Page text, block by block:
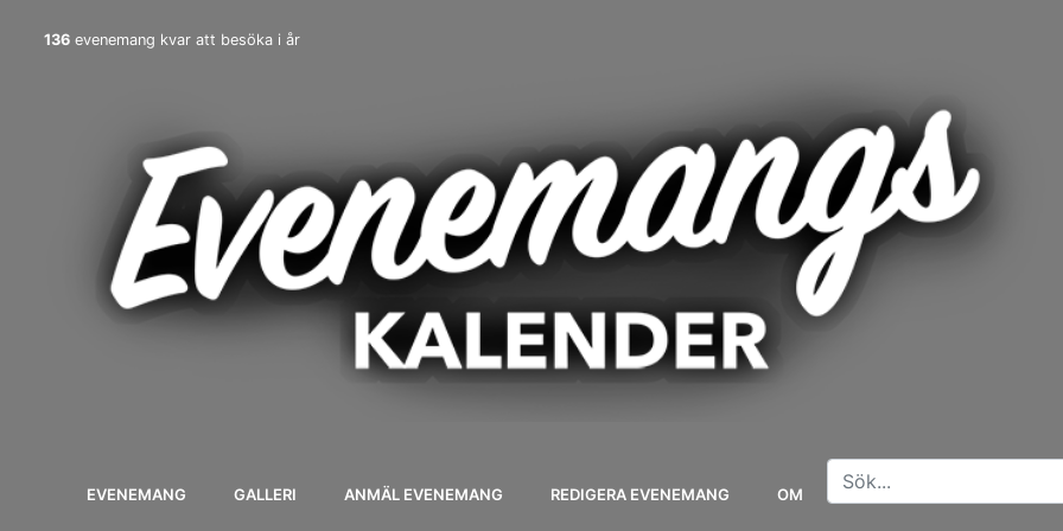
136 evenemang kvar att besöka i år
EVENEMANG GALLERI ANMÄL EVENEMANG REDIGERA EVENEMANG OM